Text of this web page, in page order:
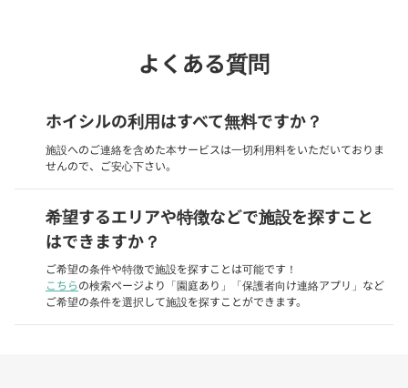
よくある質問
ホイシルの利用はすべて無料ですか？
施設へのご連絡を含めた本サービスは一切利用料をいただいておりま
せんので、ご安心下さい。
希望するエリアや特徴などで施設を探すこと
はできますか？
ご希望の条件や特徴で施設を探すことは可能です！
こちらの検索ページより「園庭あり」「保護者向け連絡アプリ」など
ご希望の条件を選択して施設を探すことができます。